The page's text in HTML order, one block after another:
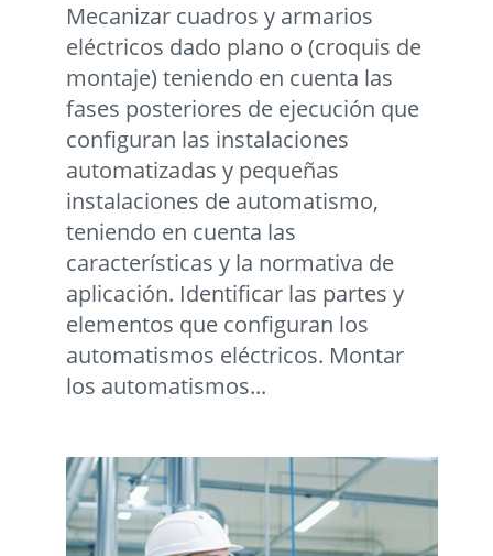
Mecanizar cuadros y armarios
eléctricos dado plano o (croquis de
montaje) teniendo en cuenta las
fases posteriores de ejecución que
configuran las instalaciones
automatizadas y pequeñas
instalaciones de automatismo,
teniendo en cuenta las
características y la normativa de
aplicación. Identificar las partes y
elementos que configuran los
automatismos eléctricos. Montar
los automatismos...